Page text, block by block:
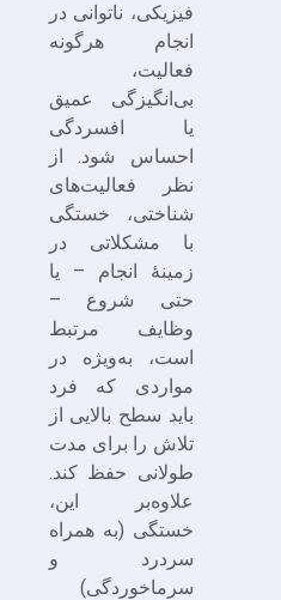
فیزیکی، ناتوانی در
انجام هرگونه
فعالیت،
بی‌انگیزگی عمیق
یا افسردگی
احساس شود. از
نظر فعالیت‌های
شناختی، خستگی
با مشکلاتی در
زمینۀ انجام – یا
حتی شروع –
وظایف مرتبط
است، به‌ویژه در
مواردی که فرد
باید سطح بالایی از
تلاش را برای مدت
طولانی حفظ کند.
علاوه‌بر این،
خستگی (به همراه
سردرد و
سرماخوردگی)